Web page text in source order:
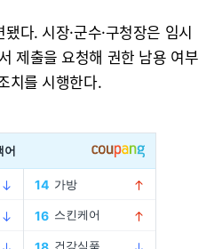
다. 시장·군수·구청장은 임시
제출을 요청해 권한 남용 여부
치를 시행한다.